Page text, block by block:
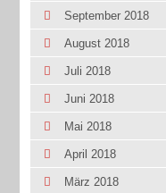
September 2018
August 2018
Juli 2018
Juni 2018
Mai 2018
April 2018
März 2018